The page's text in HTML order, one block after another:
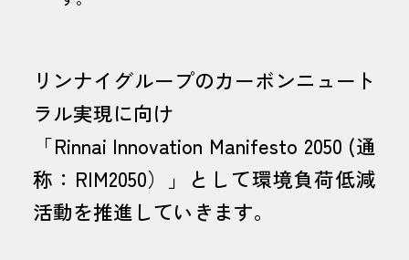
リンナイグループのカーボンニュート
ラル実現に向け
「Rinnai Innovation Manifesto 2050 (通
称：RIM2050）」として環境負荷低減
活動を推進していきます。